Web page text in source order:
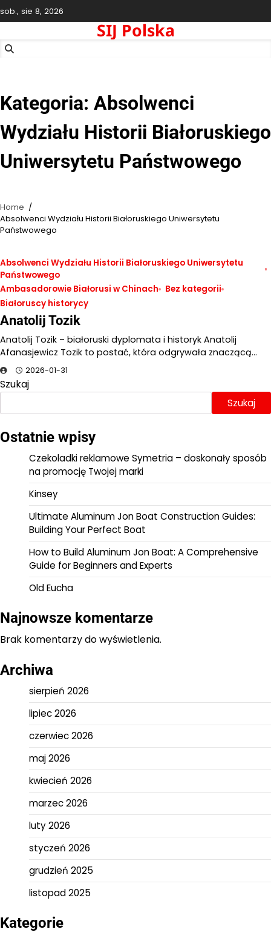
Skip
to
sob., sie 8, 2026
SIJ Polska
Kategoria: Absolwenci
Wydziału Historii Białoruskiego
Uniwersytetu Państwowego
Home
Absolwenci Wydziału Historii Białoruskiego Uniwersytetu
Państwowego
Absolwenci Wydziału Historii Białoruskiego Uniwersytetu
Państwowego
Ambasadorowie Białorusi w Chinach
Bez kategorii
Białoruscy historycy
Anatolij Tozik
Anatolij Tozik – białoruski dyplomata i historyk Anatolij
Afanasjewicz Tozik to postać, która odgrywała znaczącą…
2026-01-31
Szukaj
Szukaj
Ostatnie wpisy
Czekoladki reklamowe Symetria – doskonały sposób
na promocję Twojej marki
Kinsey
Ultimate Aluminum Jon Boat Construction Guides:
Building Your Perfect Boat
How to Build Aluminum Jon Boat: A Comprehensive
Guide for Beginners and Experts
Old Eucha
Najnowsze komentarze
Brak komentarzy do wyświetlenia.
Archiwa
sierpień 2026
lipiec 2026
czerwiec 2026
maj 2026
kwiecień 2026
marzec 2026
luty 2026
styczeń 2026
grudzień 2025
listopad 2025
Kategorie